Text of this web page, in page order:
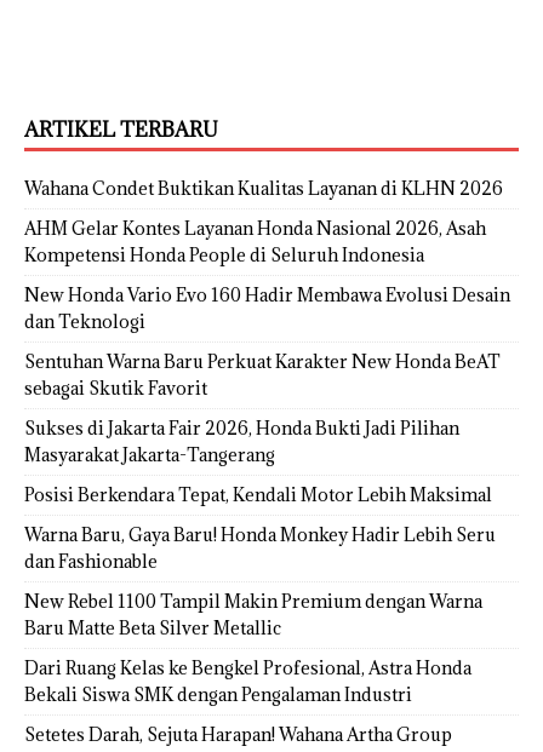
ARTIKEL TERBARU
Wahana Condet Buktikan Kualitas Layanan di KLHN 2026
AHM Gelar Kontes Layanan Honda Nasional 2026, Asah
Kompetensi Honda People di Seluruh Indonesia
New Honda Vario Evo 160 Hadir Membawa Evolusi Desain
dan Teknologi
Sentuhan Warna Baru Perkuat Karakter New Honda BeAT
sebagai Skutik Favorit
Sukses di Jakarta Fair 2026, Honda Bukti Jadi Pilihan
Masyarakat Jakarta-Tangerang
Posisi Berkendara Tepat, Kendali Motor Lebih Maksimal
Warna Baru, Gaya Baru! Honda Monkey Hadir Lebih Seru
dan Fashionable
New Rebel 1100 Tampil Makin Premium dengan Warna
Baru Matte Beta Silver Metallic
Dari Ruang Kelas ke Bengkel Profesional, Astra Honda
Bekali Siswa SMK dengan Pengalaman Industri
Setetes Darah, Sejuta Harapan! Wahana Artha Group